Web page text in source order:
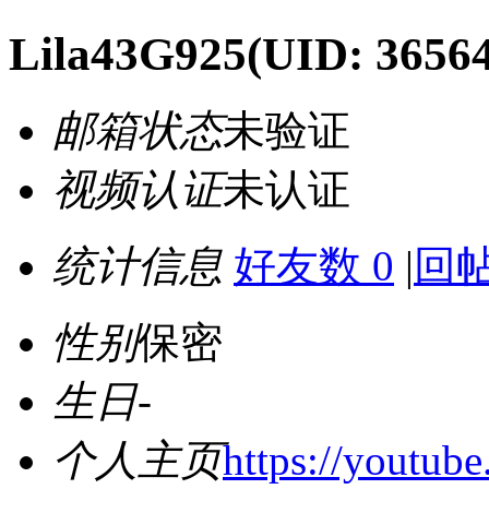
Lila43G925(UID:
邮箱状态未验证
视频认证未认证
统计信息 好友数 0 | 回
性别保密
生日-
个人主页https://